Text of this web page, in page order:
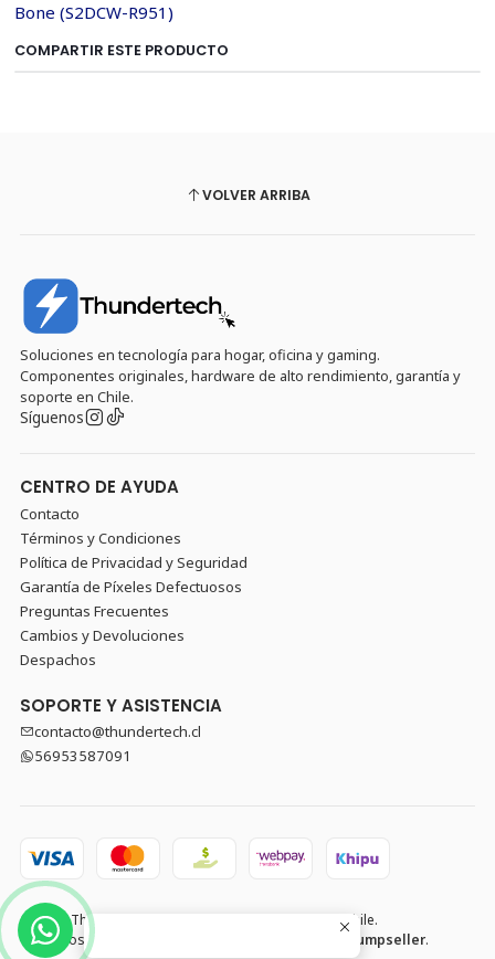
Bone (S2DCW-R951)
COMPARTIR ESTE PRODUCTO
VOLVER ARRIBA
Soluciones en tecnología para hogar, oficina y gaming.
Componentes originales, hardware de alto rendimiento, garantía y
soporte en Chile.
Síguenos
CENTRO DE AYUDA
Contacto
Términos y Condiciones
Política de Privacidad y Seguridad
Garantía de Píxeles Defectuosos
Preguntas Frecuentes
Cambios y Devoluciones
Despachos
SOPORTE Y ASISTENCIA
contacto@thundertech.cl
56953587091
2026 Thundertech PC Gamer y Componentes en Chile.
Todos los derechos reservados.
Desarrollado por Jumpseller.